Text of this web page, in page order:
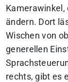
Kamerawinkel,
ändern. Dort
Wischen von
generellen
rechts, gibt es